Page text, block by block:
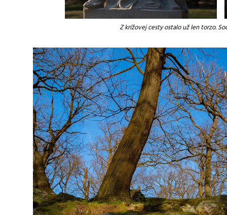
Z krížovej cesty ostalo už len torzo.